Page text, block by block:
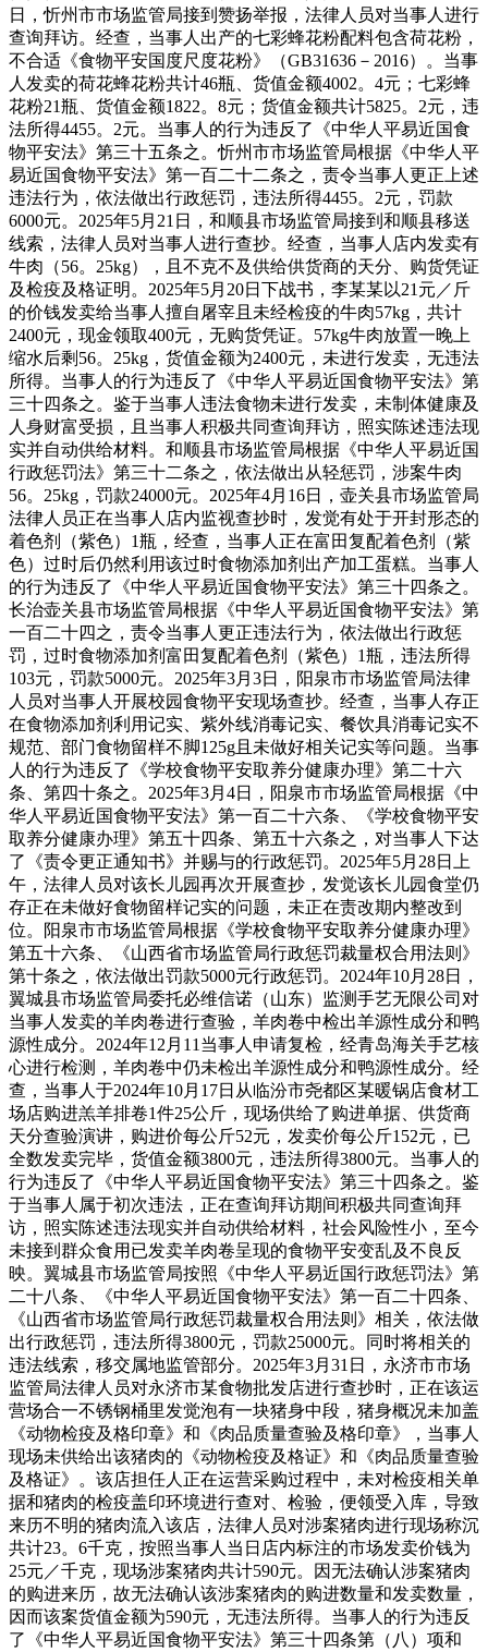
日，忻州市市场监管局接到赞扬举报，法律人员对当事人进行
查询拜访。经查，当事人出产的七彩蜂花粉配料包含荷花粉，
不合适《食物平安国度尺度花粉》（GB31636－2016）。当事
人发卖的荷花蜂花粉共计46瓶、货值金额4002。4元；七彩蜂
花粉21瓶、货值金额1822。8元；货值金额共计5825。2元，违
法所得4455。2元。当事人的行为违反了《中华人平易近国食
物平安法》第三十五条之。忻州市市场监管局根据《中华人平
易近国食物平安法》第一百二十二条之，责令当事人更正上述
违法行为，依法做出行政惩罚，违法所得4455。2元，罚款
6000元。2025年5月21日，和顺县市场监管局接到和顺县移送
线索，法律人员对当事人进行查抄。经查，当事人店内发卖有
牛肉（56。25kg），且不克不及供给供货商的天分、购货凭证
及检疫及格证明。2025年5月20日下战书，李某某以21元／斤
的价钱发卖给当事人擅自屠宰且未经检疫的牛肉57kg，共计
2400元，现金领取400元，无购货凭证。57kg牛肉放置一晚上
缩水后剩56。25kg，货值金额为2400元，未进行发卖，无违法
所得。当事人的行为违反了《中华人平易近国食物平安法》第
三十四条之。鉴于当事人违法食物未进行发卖，未制体健康及
人身财富受损，且当事人积极共同查询拜访，照实陈述违法现
实并自动供给材料。和顺县市场监管局根据《中华人平易近国
行政惩罚法》第三十二条之，依法做出从轻惩罚，涉案牛肉
56。25kg，罚款24000元。2025年4月16日，壶关县市场监管局
法律人员正在当事人店内监视查抄时，发觉有处于开封形态的
着色剂（紫色）1瓶，经查，当事人正在富田复配着色剂（紫
色）过时后仍然利用该过时食物添加剂出产加工蛋糕。当事人
的行为违反了《中华人平易近国食物平安法》第三十四条之。
长治壶关县市场监管局根据《中华人平易近国食物平安法》第
一百二十四之，责令当事人更正违法行为，依法做出行政惩
罚，过时食物添加剂富田复配着色剂（紫色）1瓶，违法所得
103元，罚款5000元。2025年3月3日，阳泉市市场监管局法律
人员对当事人开展校园食物平安现场查抄。经查，当事人存正
在食物添加剂利用记实、紫外线消毒记实、餐饮具消毒记实不
规范、部门食物留样不脚125g且未做好相关记实等问题。当事
人的行为违反了《学校食物平安取养分健康办理》第二十六
条、第四十条之。2025年3月4日，阳泉市市场监管局根据《中
华人平易近国食物平安法》第一百二十六条、《学校食物平安
取养分健康办理》第五十四条、第五十六条之，对当事人下达
了《责令更正通知书》并赐与的行政惩罚。2025年5月28日上
午，法律人员对该长儿园再次开展查抄，发觉该长儿园食堂仍
存正在未做好食物留样记实的问题，未正在责改期内整改到
位。阳泉市市场监管局根据《学校食物平安取养分健康办理》
第五十六条、《山西省市场监管局行政惩罚裁量权合用法则》
第十条之，依法做出罚款5000元行政惩罚。2024年10月28日，
翼城县市场监管局委托必维信诺（山东）监测手艺无限公司对
当事人发卖的羊肉卷进行查验，羊肉卷中检出羊源性成分和鸭
源性成分。2024年12月11当事人申请复检，经青岛海关手艺核
心进行检测，羊肉卷中仍未检出羊源性成分和鸭源性成分。经
查，当事人于2024年10月17日从临汾市尧都区某暖锅店食材工
场店购进羔羊排卷1件25公斤，现场供给了购进单据、供货商
天分查验演讲，购进价每公斤52元，发卖价每公斤152元，已
全数发卖完毕，货值金额3800元，违法所得3800元。当事人的
行为违反了《中华人平易近国食物平安法》第三十四条之。鉴
于当事人属于初次违法，正在查询拜访期间积极共同查询拜
访，照实陈述违法现实并自动供给材料，社会风险性小，至今
未接到群众食用已发卖羊肉卷呈现的食物平安变乱及不良反
映。翼城县市场监管局按照《中华人平易近国行政惩罚法》第
二十八条、《中华人平易近国食物平安法》第一百二十四条、
《山西省市场监管局行政惩罚裁量权合用法则》相关，依法做
出行政惩罚，违法所得3800元，罚款25000元。同时将相关的
违法线索，移交属地监管部分。2025年3月31日，永济市市场
监管局法律人员对永济市某食物批发店进行查抄时，正在该运
营场合一不锈钢桶里发觉泡有一块猪身中段，猪身概况未加盖
《动物检疫及格印章》和《肉品质量查验及格印章》，当事人
现场未供给出该猪肉的《动物检疫及格证》和《肉品质量查验
及格证》。该店担任人正在运营采购过程中，未对检疫相关单
据和猪肉的检疫盖印环境进行查对、检验，便领受入库，导致
来历不明的猪肉流入该店，法律人员对涉案猪肉进行现场称沉
共计23。6千克，按照当事人当日店内标注的市场发卖价钱为
25元／千克，现场涉案猪肉共计590元。因无法确认涉案猪肉
的购进来历，故无法确认该涉案猪肉的购进数量和发卖数量，
因而该案货值金额为590元，无违法所得。当事人的行为违反
了《中华人平易近国食物平安法》第三十四条第（八）项和